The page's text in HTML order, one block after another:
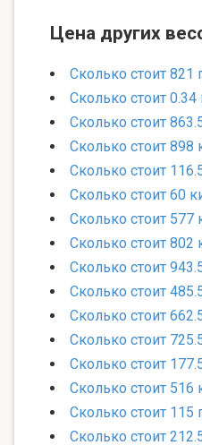
Цена других
Сколько стоит 821
Сколько стоит
Сколько стоит
Сколько стоит 898
Сколько стоит
Сколько стоит 60
Сколько стоит 577
Сколько стоит 802
Сколько стоит
Сколько стоит
Сколько стоит
Сколько стоит
Сколько стоит
Сколько стоит 516
Сколько стоит 115
Сколько стоит